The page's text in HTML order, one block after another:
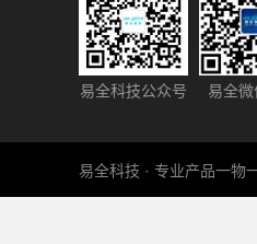
易全科技公众号 易全
易全科技 · 专业产品一物